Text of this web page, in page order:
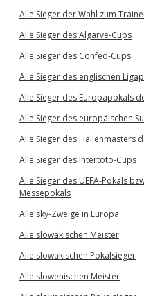
Alle Sieger der Wahl zum
Alle Sieger des Algarve-Cups
Alle Sieger des Confed-Cups
Alle Sieger des englischen
Alle Sieger des Europapokals
Alle Sieger des europäischen
Alle Sieger des Hallenmasters
Alle Sieger des Intertoto-Cups
Alle Sieger des UEFA-Pokals
Messepokals
Alle sky-Zweige in Europa
Alle slowakischen Meister
Alle slowakischen Pokalsieger
Alle slowenischen Meister